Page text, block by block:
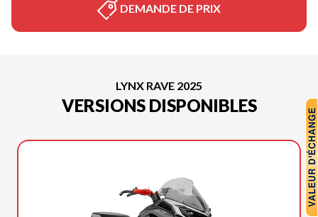
DEMANDE DE PRIX
LYNX RAVE 2025
VERSIONS DISPONIBLES